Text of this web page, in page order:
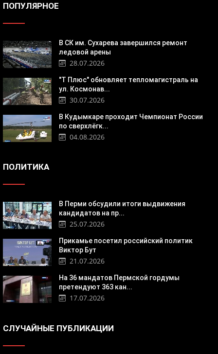
ПОПУЛЯРНОЕ
В СК им. Сухарева завершился ремонт
ледовой арены
28.07.2026
"Т Плюс" обновляет тепломагистраль на
ул. Космонав...
30.07.2026
В Кудымкаре проходит Чемпионат России
по сверхлёгк...
04.08.2026
ПОЛИТИКА
В Перми обсудили итоги выдвижения
кандидатов на пр...
25.07.2026
Прикамье посетил российский политик
Виктор Бут
21.07.2026
На 36 мандатов Пермской гордумы
претендуют 363 кан...
17.07.2026
СЛУЧАЙНЫЕ ПУБЛИКАЦИИ